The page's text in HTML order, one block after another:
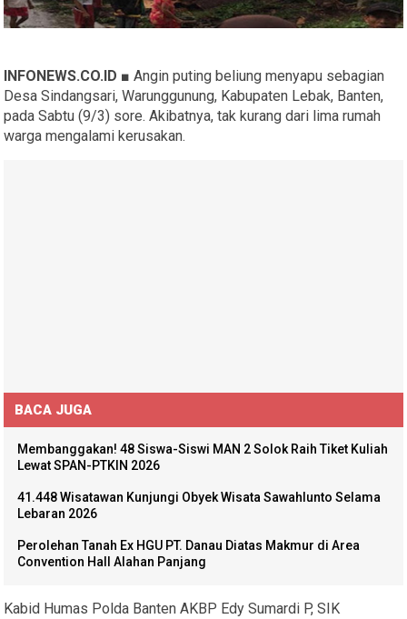
INFONEWS.CO.ID ■Angin puting beliung menyapu sebagian
Desa Sindangsari, Warunggunung, Kabupaten Lebak, Banten,
pada Sabtu (9/3) sore. Akibatnya, tak kurang dari lima rumah
warga mengalami kerusakan.
BACA JUGA
Membanggakan! 48 Siswa-Siswi MAN 2 Solok Raih Tiket Kuliah
Lewat SPAN-PTKIN 2026
41.448 Wisatawan Kunjungi Obyek Wisata Sawahlunto Selama
Lebaran 2026
Perolehan Tanah Ex HGU PT. Danau Diatas Makmur di Area
Convention Hall Alahan Panjang
Kabid Humas Polda Banten AKBP Edy Sumardi P, SIK